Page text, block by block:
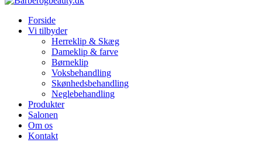
Forside
Vi tilbyder
Herreklip & Skæg
Dameklip & farve
Børneklip
Voksbehandling
Skønhedsbehandling
Neglebehandling
Produkter
Salonen
Om os
Kontakt